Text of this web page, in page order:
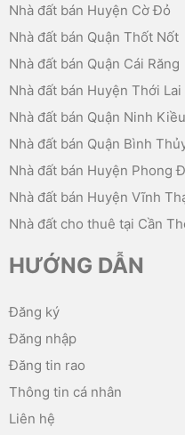
Nhà đất bán Huyện Cờ Đỏ
Nhà đất bán Quận Thốt Nốt
Nhà đất bán Quận Cái Răng
Nhà đất bán Huyện Thới Lai
Nhà đất bán Quận Ninh Kiều
Nhà đất bán Quận Bình
Nhà đất bán Huyện Phong
Nhà đất bán Huyện Vĩnh
Nhà đất cho thuê tại Cần
HƯỚNG DẪN
Đăng ký
Đăng nhập
Đăng tin rao
Thông tin cá nhân
Liên hệ